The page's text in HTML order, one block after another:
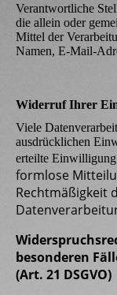
Verantwortliche
die allein oder
Mittel der
Namen, E-Mail-
Widerruf Ihrer
Viele
ausdrücklichen
erteilte
formlose
Rechtmäßigkeit
besonderen
(Art. 21 DSGVO)